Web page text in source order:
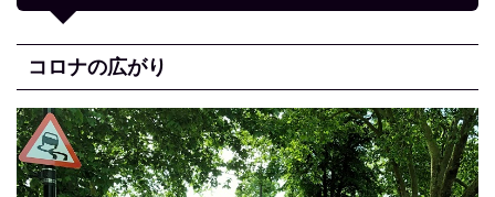
コロナの広がり